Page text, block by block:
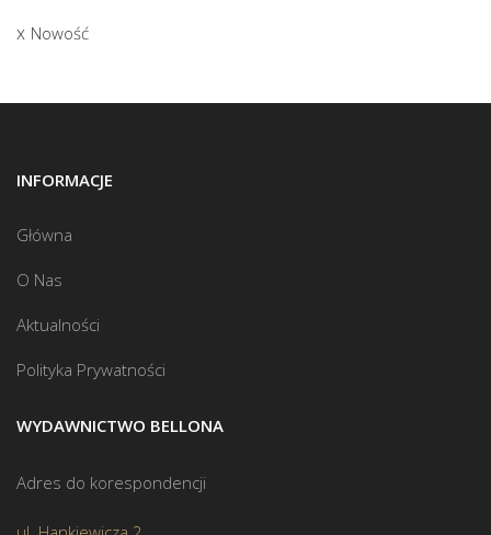
Nowość
INFORMACJE
Główna
O Nas
Aktualności
Polityka Prywatności
WYDAWNICTWO BELLONA
Adres do korespondencji